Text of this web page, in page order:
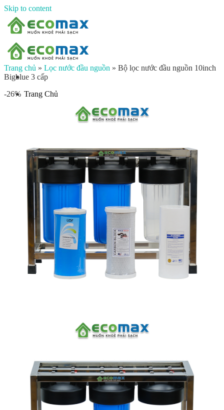
Skip to content
Trang Chủ
Lọc nước đầu nguồn
Lọc nước giếng khoan
Lọc tổng sinh hoạt
Đèn UV diệt khuẩn
Máy lọc nước gia đình
Máy lọc nước ion kiềm công nghiệp
Máy lọc nước ion kiềm gia đình
Máy lọc nước công nghiệp
Xử lý nước công nghiệp
Vật liệu lọc nước
Linh kiện
Heat pump
Máy Ozone
Công Trình
Blog
Kiến Thức Chia sẻ
Tìm kiếm:
Trang chủ » Lọc nước đầu nguồn » Bộ lọc nước đầu nguồn 10inch
Bigblue 3 cấp
-26%